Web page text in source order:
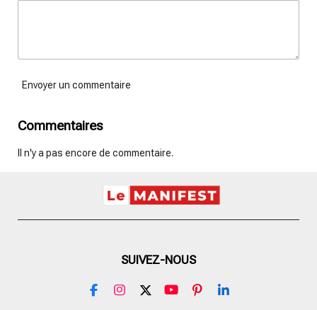
Envoyer un commentaire
Commentaires
Il n'y a pas encore de commentaire.
SUIVEZ-NOUS
F
I
X
Y
P
L